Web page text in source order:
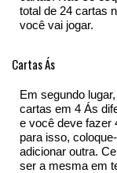
total de 24 cartas
você vai jogar.
Cartas Ás
Em segundo
cartas em 4 Ás
e você deve fazer
para isso,
adicionar outra.
ser a mesma em